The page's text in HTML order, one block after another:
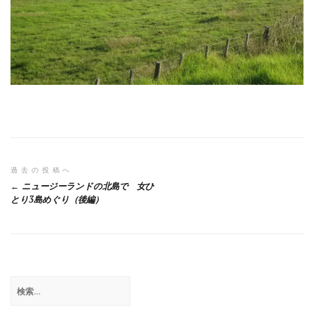
投
稿
ー
過去の投稿へ
ニュージーランドの北島で 女ひ
とり3島めぐり（後編）
索: